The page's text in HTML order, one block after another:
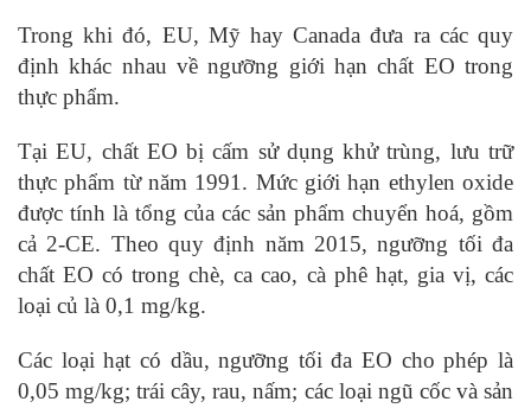
Trong khi đó, EU, Mỹ hay Canada đưa ra các quy
định khác nhau về ngưỡng giới hạn chất EO trong
thực phẩm.
Tại EU, chất EO bị cấm sử dụng khử trùng, lưu trữ
thực phẩm từ năm 1991. Mức giới hạn ethylen oxide
được tính là tổng của các sản phẩm chuyển hoá, gồm
cả 2-CE. Theo quy định năm 2015, ngưỡng tối đa
chất EO có trong chè, ca cao, cà phê hạt, gia vị, các
loại củ là 0,1 mg/kg.
Các loại hạt có dầu, ngưỡng tối đa EO cho phép là
0,05 mg/kg; trái cây, rau, nấm; các loại ngũ cốc và sản